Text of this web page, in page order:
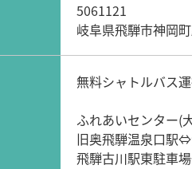
5061121
岐阜県飛騨市神岡
無料シャトルバス運
ふれあいセンター(
旧奥飛騨温泉口駅
飛騨古川駅東駐車